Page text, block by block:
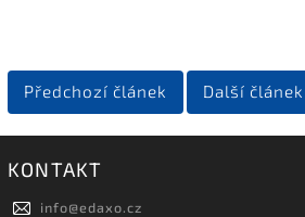
Předchozí článek Další článek
KONTAKT
info@edaxo.cz